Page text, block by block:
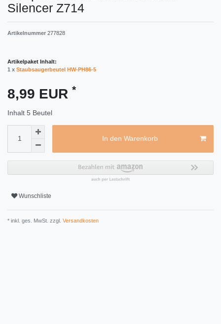
Silencer Z714
Artikelnummer 277828
Artikelpaket Inhalt:
1 x Staubsaugerbeutel HW-PH86-5
8,99 EUR *
Inhalt 5 Beutel
In den Warenkorb
Wunschliste
* inkl. ges. MwSt. zzgl. Versandkosten